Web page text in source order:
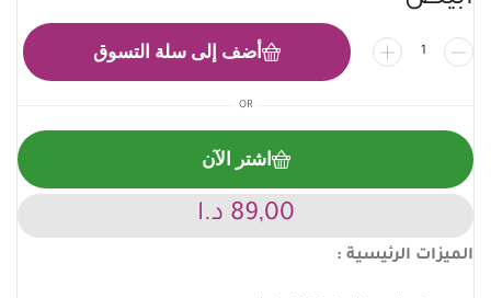
أضف إلى سلة التسوق
OR
اشتر الآن
89,00 د.ا
الميزات الرئيسية :